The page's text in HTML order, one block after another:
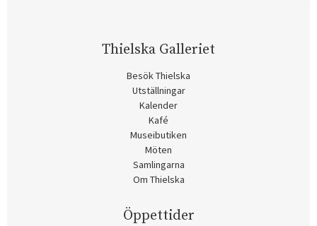
Thielska Galleriet
Besök Thielska
Utställningar
Kalender
Kafé
Museibutiken
Möten
Samlingarna
Om Thielska
Öppettider